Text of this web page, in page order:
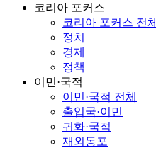
코리아 포커스
코리아 포커스 전체
정치
경제
정책
이민·국적
이민·국적 전체
출입국·이민
귀화·국적
재외동포